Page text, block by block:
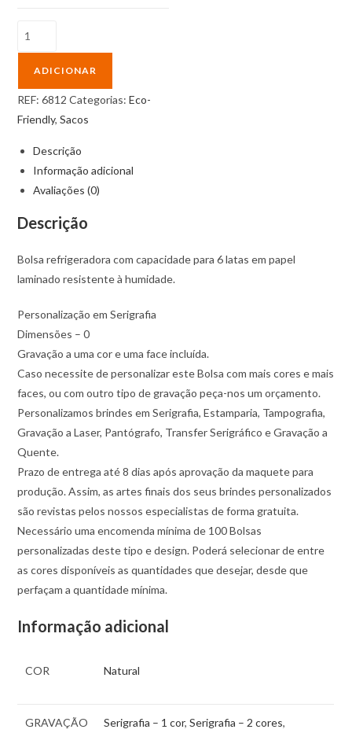
Quantidade
Bolsa
refrigeradora
com
capacidade
para
6
latas
papel
resistente
à
ADICIONAR
REF:6812 Categorias:Eco-
Friendly,Sacos
Descrição
Informação adicional
Avaliações (0)
Descrição
Bolsa refrigeradora com capacidade para 6 latas em papel
laminado resistente à humidade.
Personalização em Serigrafia
Dimensões – 0
Gravação a uma cor e uma face incluída.
Caso necessite de personalizar este Bolsa com mais cores e mais
faces, ou com outro tipo de gravação peça-nos um orçamento.
Personalizamos brindes em Serigrafia, Estamparia, Tampografia,
Gravação a Laser, Pantógrafo, Transfer Serigráfico e Gravação a
Quente.
Prazo de entrega até 8 dias após aprovação da maquete para
produção. Assim, as artes finais dos seus brindes personalizados
são revistas pelos nossos especialistas de forma gratuita.
Necessário uma encomenda mínima de 100 Bolsas
personalizadas deste tipo e design. Poderá selecionar de entre
as cores disponíveis as quantidades que desejar, desde que
perfaçam a quantidade mínima.
Informação adicional
COR Natural
GRAVAÇÃO Serigrafia – 1 cor,Serigrafia – 2 cores,